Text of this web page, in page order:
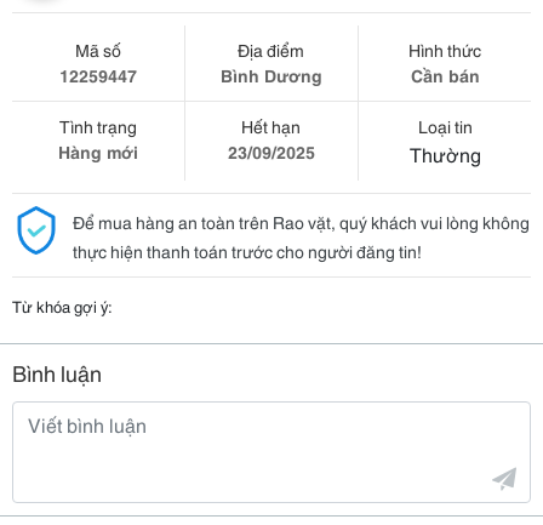
Mã số
12259447
Địa điểm
Bình Dương
Hình thức
Cần bán
Tình trạng
Hàng mới
Hết hạn
23/09/2025
Loại tin
Thường
Để mua hàng an toàn trên Rao vặt, quý khách vui lòng không
thực hiện thanh toán trước cho người đăng tin!
Từ khóa gợi ý:
Bình luận